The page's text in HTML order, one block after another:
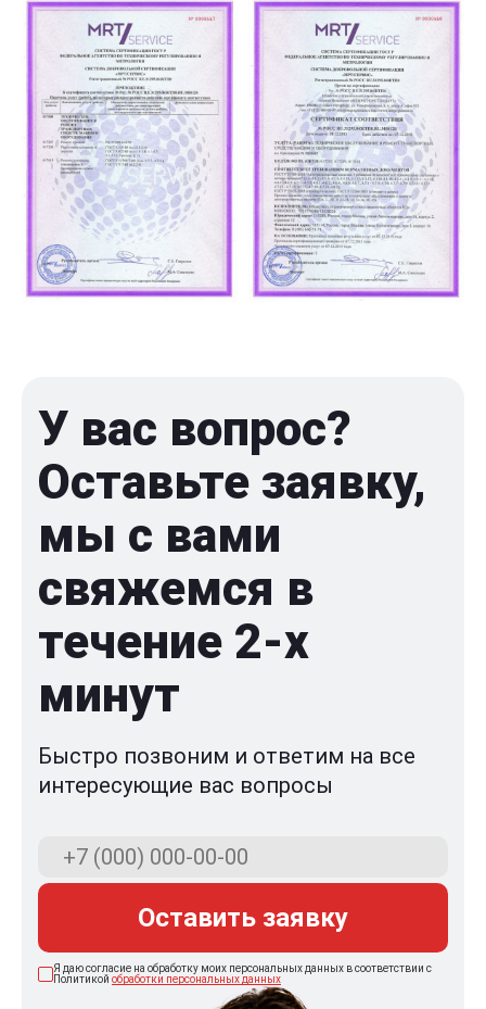
У вас вопрос?
Оставьте заявку,
мы с вами
свяжемся в
течение 2-x
минут
Быстро позвоним и ответим на все
интересующие вас вопросы
Оставить заявку
Я даю согласие на обработку моих персональных данных в соответствии с
Политикой обработки персональных данных